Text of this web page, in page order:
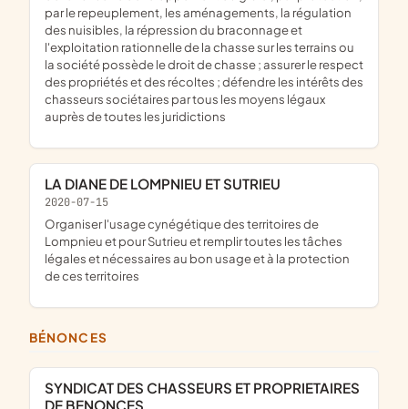
par le repeuplement, les aménagements, la régulation
des nuisibles, la répression du braconnage et
l'exploitation rationnelle de la chasse sur les terrains ou
la société possède le droit de chasse ; assurer le respect
des propriétés et des récoltes ; défendre les intérêts des
chasseurs sociétaires par tous les moyens légaux
auprès de toutes les juridictions
LA DIANE DE LOMPNIEU ET SUTRIEU
2020-07-15
organiser l'usage cynégétique des territoires de
Lompnieu et pour Sutrieu et remplir toutes les tâches
légales et nécessaires au bon usage et à la protection
de ces territoires
BÉNONCES
SYNDICAT DES CHASSEURS ET PROPRIETAIRES
DE BENONCES